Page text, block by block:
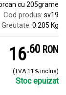
cu 205grame
Cod produs: sv19
Greutate: 0.205 Kg
16.6 RON
(TVA 11% inclus)
Stoc epuizat